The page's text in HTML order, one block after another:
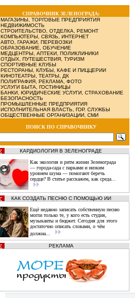
СПРАВОЧНИК ЗЕЛЕНОГРАДА:
МАГАЗИНЫ, ТОРГОВЫЕ ПРЕДПРИЯТИЯ
НЕДВИЖИМОСТЬ
СТРОИТЕЛЬСТВО, ОТДЕЛКА, РЕМОНТ
КОМПЬЮТЕРЫ, СВЯЗЬ, ИНТЕРНЕТ
АВТО, ГАРАЖИ, ПЕРЕВОЗКИ
ОБРАЗОВАНИЕ, ОБУЧЕНИЕ
МЕДЦЕНТРЫ, АПТЕКИ, ПОЛИКЛИНИКИ
ОТДЫХ, ПУТЕШЕСТВИЯ, ТУРИЗМ
СПОРТИВНЫЕ КЛУБЫ
РЕСТОРАНЫ, КЛУБЫ, КАФЕ И ПИЦЦЕРИИ
КИНОТЕАТРЫ, ТЕАТРЫ, ДК
ПОЛИГРАФИЯ, РЕКЛАМА, ФОТО
УСЛУГИ БЫТА, ГОСТИНИЦЫ
БАНКИ, ЮРИДИЧЕСКИЕ УСЛУГИ, СТРАХОВАНИЕ
БЕЗОПАСНОСТЬ
ПРОМЫШЛЕННЫЕ ПРЕДПРИЯТИЯ
ИСПОЛНИТЕЛЬНАЯ ВЛАСТЬ, ГОР. СЛУЖБЫ
ОБЩЕСТВЕННЫЕ ОРГАНИЗАЦИИ, СМИ
ПОИСК ПО СПРАВОЧНИКУ
КАРДИОЛОГИЯ В ЗЕЛЕНОГРАДЕ
Как экология и ритм жизни Зеленограда
— города‑сада с парками и низким
уровнем шума — помогают беречь
сердце? В статье расскажем, как среда...
КАК СОЗДАТЬ ПЕСНЮ С ПОМОЩЬЮ ИИ
Ещё недавно записать собственную песню
могли только те, у кого есть студия,
музыканты и бюджет. Сегодня для этого
достаточно описать словами, о чём
должна...
РЕКЛАМА